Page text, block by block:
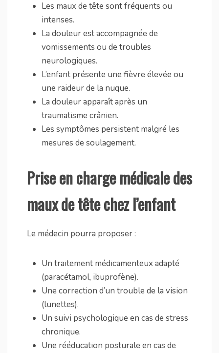
Les maux de tête sont fréquents ou
intenses.
La douleur est accompagnée de
vomissements ou de troubles
neurologiques.
L’enfant présente une fièvre élevée ou
une raideur de la nuque.
La douleur apparaît après un
traumatisme crânien.
Les symptômes persistent malgré les
mesures de soulagement.
Prise en charge médicale des
maux de tête chez l’enfant
Le médecin pourra proposer :
Un traitement médicamenteux adapté
(paracétamol, ibuprofène).
Une correction d’un trouble de la vision
(lunettes).
Un suivi psychologique en cas de stress
chronique.
Une rééducation posturale en cas de